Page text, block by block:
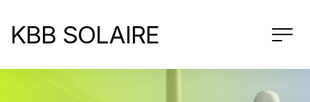
KBB SOLAIRE